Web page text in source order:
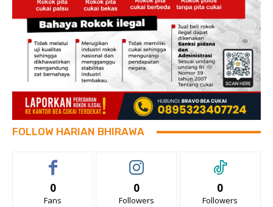
FOLLOW HARIAN BHIRAWA
0
Fans
0
Followers
0
Followers